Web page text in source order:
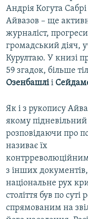
Андрія Когута Сабрі
Айвазов – ще
журналіст,
громадський діяч,
Курултаю. У книзі
59 згадок, більше
Озенбашліі
Як і з рукопису
якому підневільний
розповідаючи про
називає їх
з інших
національне рух
століття був по
спрямованим на